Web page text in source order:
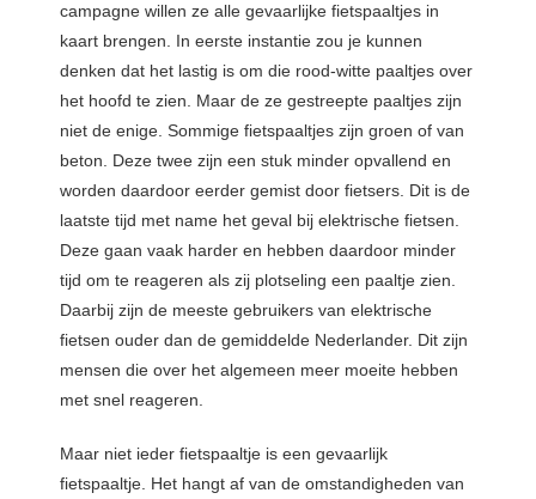
campagne willen ze alle gevaarlijke fietspaaltjes in
kaart brengen. In eerste instantie zou je kunnen
denken dat het lastig is om die rood-witte paaltjes over
het hoofd te zien. Maar de ze gestreepte paaltjes zijn
niet de enige. Sommige fietspaaltjes zijn groen of van
beton. Deze twee zijn een stuk minder opvallend en
worden daardoor eerder gemist door fietsers. Dit is de
laatste tijd met name het geval bij elektrische fietsen.
Deze gaan vaak harder en hebben daardoor minder
tijd om te reageren als zij plotseling een paaltje zien.
Daarbij zijn de meeste gebruikers van elektrische
fietsen ouder dan de gemiddelde Nederlander. Dit zijn
mensen die over het algemeen meer moeite hebben
met snel reageren.
Maar niet ieder fietspaaltje is een gevaarlijk
fietspaaltje. Het hangt af van de omstandigheden van